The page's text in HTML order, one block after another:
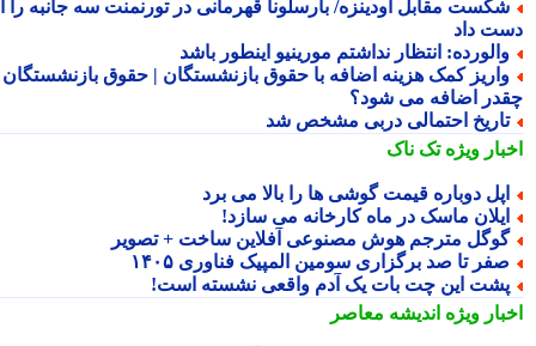
مقابل اودینزه/ بارسلونا قهرمانی در تورنمنت سه جانبه را از
داد
انتظار نداشتم مورینیو اینطور باشد
کمک هزینه اضافه با حقوق بازنشستگان | حقوق بازنشستگان
اضافه می شود؟
احتمالی دربی مشخص شد
ویژهتک ناک
دوباره قیمت گوشی ها را بالا می برد
ماسک در ماه کارخانه می سازد!
مترجم هوش مصنوعی آفلاین ساخت + تصویر
تا صد برگزاری سومین المپیک فناوری ۱۴۰۵
این چت بات یک آدم واقعی نشسته است!
ویژهاندیشه معاصر